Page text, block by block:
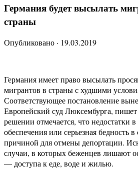
Германия будет высылать
страны
Опубликовано · 19.03.2019
Германия имеет право высылать
мигрантов в страны с худшими
Соответствующее постановление
Европейский суд Люксембурга,
решении отмечается, что недостатки
обеспечения или серьезная бедность
причиной для отмены депортации.
случаи, в которых беженцев лишают
— доступа к еде, воде и жилью.